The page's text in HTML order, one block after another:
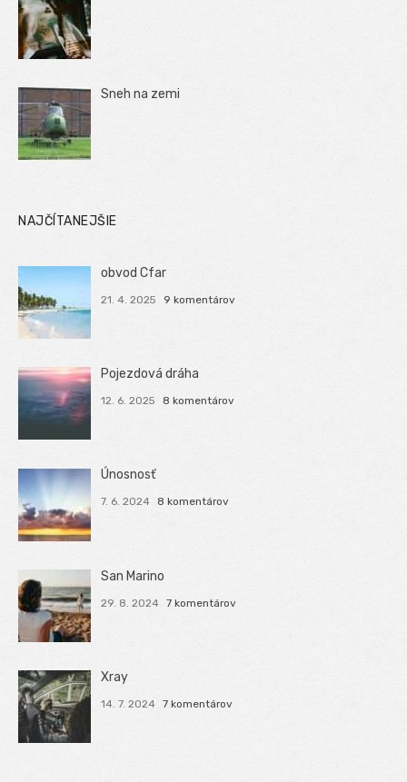
Sneh na zemi
NAJČÍTANEJŠIE
obvod Cfar
21. 4. 2025 9 komentárov
Pojezdová dráha
12. 6. 2025 8 komentárov
Únosnosť
7. 6. 2024 8 komentárov
San Marino
29. 8. 2024 7 komentárov
Xray
14. 7. 2024 7 komentárov